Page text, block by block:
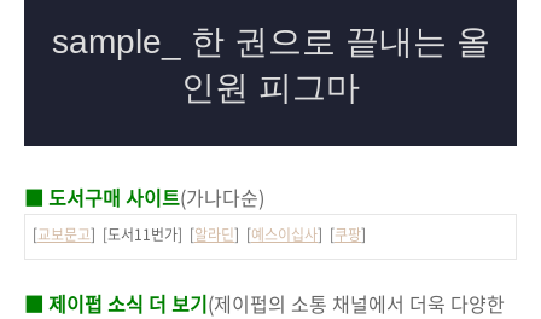
■ 도서구매 사이트(가나다순)
[교보문고] [도서11번가] [알라딘] [예스이십사] [쿠팡]
■ 제이펍 소식 더 보기(제이펍의 소통 채널에서 더욱 다양한